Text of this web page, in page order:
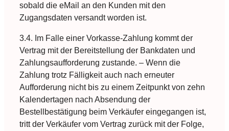
sobald die eMail an den Kunden mit den
Zugangsdaten versandt worden ist.
3.4. Im Falle einer Vorkasse-Zahlung kommt der
Vertrag mit der Bereitstellung der Bankdaten und
Zahlungsaufforderung zustande. – Wenn die
Zahlung trotz Fälligkeit auch nach erneuter
Aufforderung nicht bis zu einem Zeitpunkt von zehn
Kalendertagen nach Absendung der
Bestellbestätigung beim Verkäufer eingegangen ist,
tritt der Verkäufer vom Vertrag zurück mit der Folge,